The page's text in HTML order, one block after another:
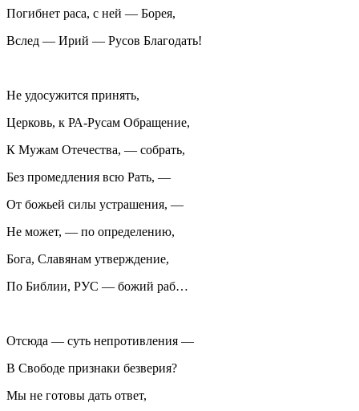
Погибнет раса, с ней — Борея,
Вслед — Ирий — Русов Благодать!
Не удосужится принять,
Церковь, к РА-Русам Обращение,
К Мужам Отечества, — собрать,
Без промедления всю Рать, —
От божьей силы устрашения, —
Не может, — по определению,
Бога, Славянам утверждение,
По Библии, РУС — божий раб…
Отсюда — суть непротивления —
В Свободе признаки безверия?
Мы не готовы дать ответ,